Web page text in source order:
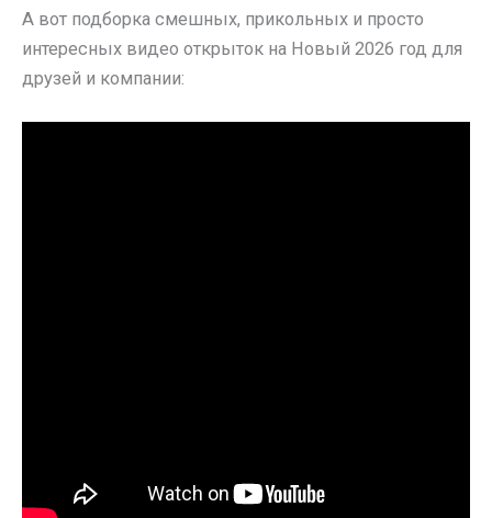
А вот подборка смешных, прикольных и просто
интересных видео открыток на Новый 2026 год для
друзей и компании: